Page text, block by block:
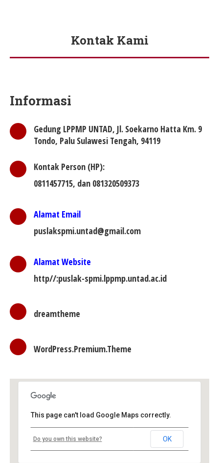
Kontak Kami
You are here:
Informasi
Gedung LPPMP UNTAD, Jl. Soekarno Hatta Km. 9
Tondo, Palu Sulawesi Tengah, 94119
Kontak Person (HP):
0811457715, dan 081320509373
Alamat Email
puslakspmi.untad@gmail.com
Alamat Website
http//:puslak-spmi.lppmp.untad.ac.id
dreamtheme
WordPress.Premium.Theme
This page can't load Google Maps correctly.
Do you own this website? OK